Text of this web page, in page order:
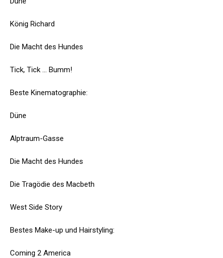
König Richard
Die Macht des Hundes
Tick, Tick ... Bumm!
Beste Kinematographie:
Düne
Alptraum-Gasse
Die Macht des Hundes
Die Tragödie des Macbeth
West Side Story
Bestes Make-up und Hairstyling:
Coming 2 America